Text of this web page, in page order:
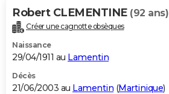
Robert CLEMENTINE (92 ans)
Créer une cagnotte obsèques
Naissance
29/04/1911 au Lamentin
Décès
21/06/2003 au Lamentin (Martinique)